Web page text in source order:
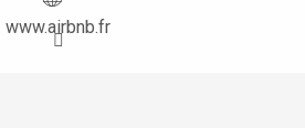
www.airbnb.fr